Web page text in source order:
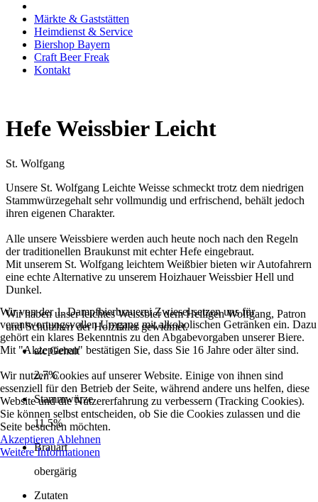
Märkte & Gaststätten
Heimdienst & Service
Biershop Bayern
Craft Beer Freak
Kontakt
Hefe Weissbier Leicht
St. Wolfgang
Unsere St. Wolfgang Leichte Weisse schmeckt trotz dem niedrigen
Stammwürzegehalt sehr vollmundig und erfrischend, behält jedoch
ihren eigenen Charakter.
Alle unsere Weissbiere werden auch heute noch nach den Regeln
der traditionellen Braukunst mit echter Hefe eingebraut.
Mit unserem St. Wolfgang leichtem Weißbier bieten wir Autofahrern
eine echte Alternative zu unserem Hoizhauer Weissbier Hell und
Dunkel.
Wir haben unser leichtes Weissbier dem Heiligen Wolfgang, Patron
und Schutzherr der Holzfäller gewidmet.
alc Gehalt
2,7%
Stammwürze
11,5%
Brauart
obergärig
Zutaten
Wir von der 1. Dampfbierbrauerei Zwiesel setzen uns für
verantwortungsvollen Umgang mit alkoholischen Getränken ein. Dazu
gehört ein klares Bekenntnis zu den Abgabevorgaben unserer Biere.
Mit "Akzeptieren" bestätigen Sie, dass Sie 16 Jahre oder älter sind.
Wir nutzen Cookies auf unserer Website. Einige von ihnen sind
essenziell für den Betrieb der Seite, während andere uns helfen, diese
Website und die Nutzererfahrung zu verbessern (Tracking Cookies).
Sie können selbst entscheiden, ob Sie die Cookies zulassen und die
Seite besuchen möchten.
Akzeptieren Ablehnen
Weitere Informationen